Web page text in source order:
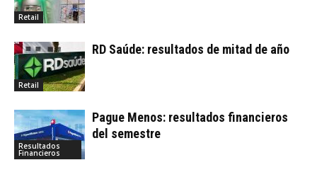
Retail
Retail
RD Saúde: resultados de mitad de año
Resultados
Financieros
Pague Menos: resultados financieros
del semestre